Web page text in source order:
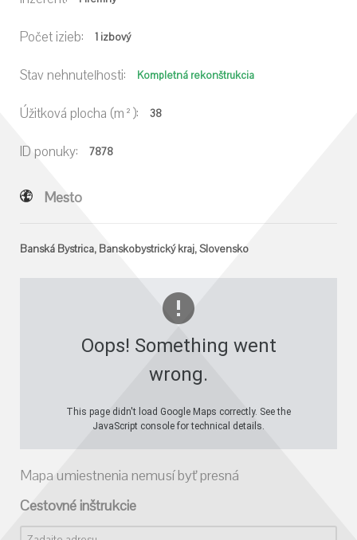
Počet izieb: 1 izbový
Stav nehnuteľnosti: Kompletná rekonštrukcia
Úžitková plocha (m²): 38
ID ponuky: 7878
Mesto
Banská Bystrica, Banskobystrický kraj, Slovensko
Oops! Something went
wrong.
This page didn't load Google Maps correctly. See the
JavaScript console for technical details.
Mapa umiestnenia nemusí byť presná
Cestovné inštrukcie